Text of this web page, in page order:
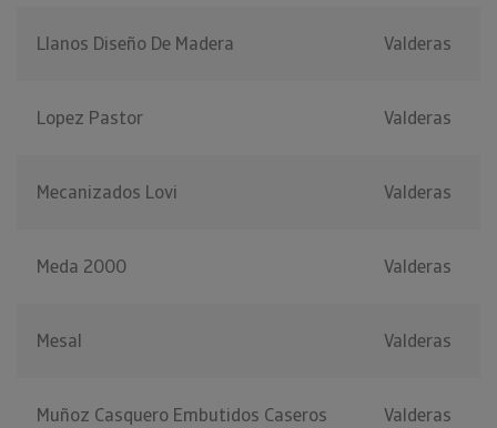
Llanos Diseño De Madera Valderas
Lopez Pastor Valderas
Mecanizados Lovi Valderas
Meda 2000 Valderas
Mesal Valderas
Muñoz Casquero Embutidos Caseros Valderas